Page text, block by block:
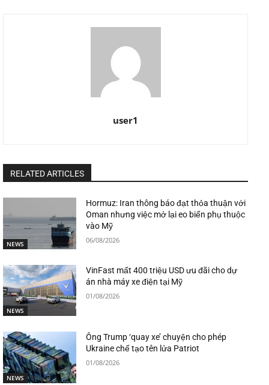
user1
RELATED ARTICLES
NEWS
Hormuz: Iran thông báo đạt thỏa thuận với
Oman nhưng việc mở lại eo biển phụ thuộc
vào Mỹ
06/08/2026
NEWS
VinFast mất 400 triệu USD ưu đãi cho dự
án nhà máy xe điện tại Mỹ
01/08/2026
NEWS
Ông Trump ‘quay xe’ chuyện cho phép
Ukraine chế tạo tên lửa Patriot
01/08/2026